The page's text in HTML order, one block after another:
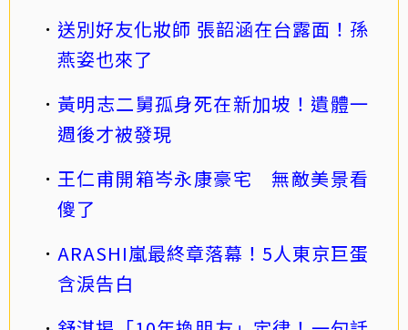
送別好友化妝師 張韶涵在台露面！孫
燕姿也來了
黃明志二舅孤身死在新加坡！遺體一
週後才被發現
王仁甫開箱岑永康豪宅 無敵美景看
傻了
ARASHI嵐最終章落幕！5人東京巨蛋
含淚告白